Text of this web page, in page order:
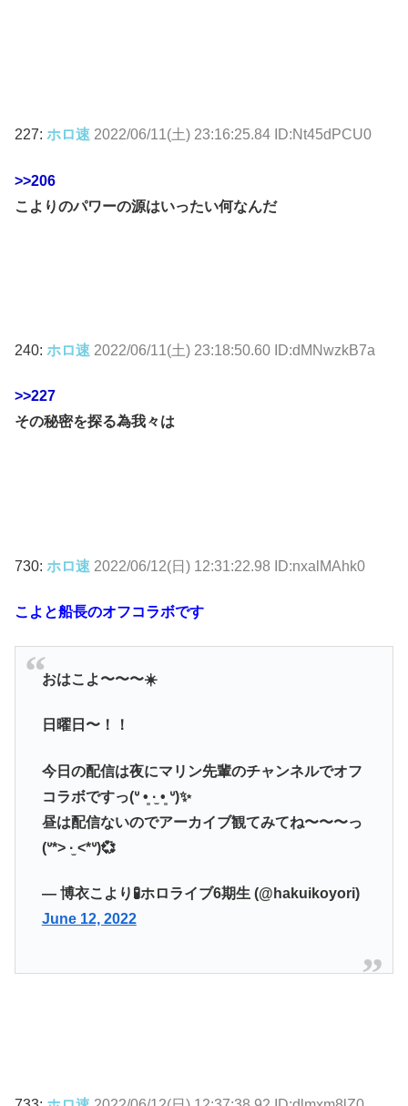
227: ホロ速 2022/06/11(土) 23:16:25.84 ID:Nt45dPCU0
>>206
こよりのパワーの源はいったい何なんだ
240: ホロ速 2022/06/11(土) 23:18:50.60 ID:dMNwzkB7a
>>227
その秘密を探る為我々は
730: ホロ速 2022/06/12(日) 12:31:22.98 ID:nxalMAhk0
こよと船長のオフコラボです
おはこよ〜〜〜☀️
日曜日〜！！
今日の配信は夜にマリン先輩のチャンネルでオフ
コラボですっ(ᐡ •͈ ·̫ •͈ ᐡ)✨
昼は配信ないのでアーカイブ観てみてね〜〜〜っ
(ᐡ*> ·̫ <*ᐡ)💞
— 博衣こより🧪ホロライブ6期生 (@hakuikoyori)
June 12, 2022